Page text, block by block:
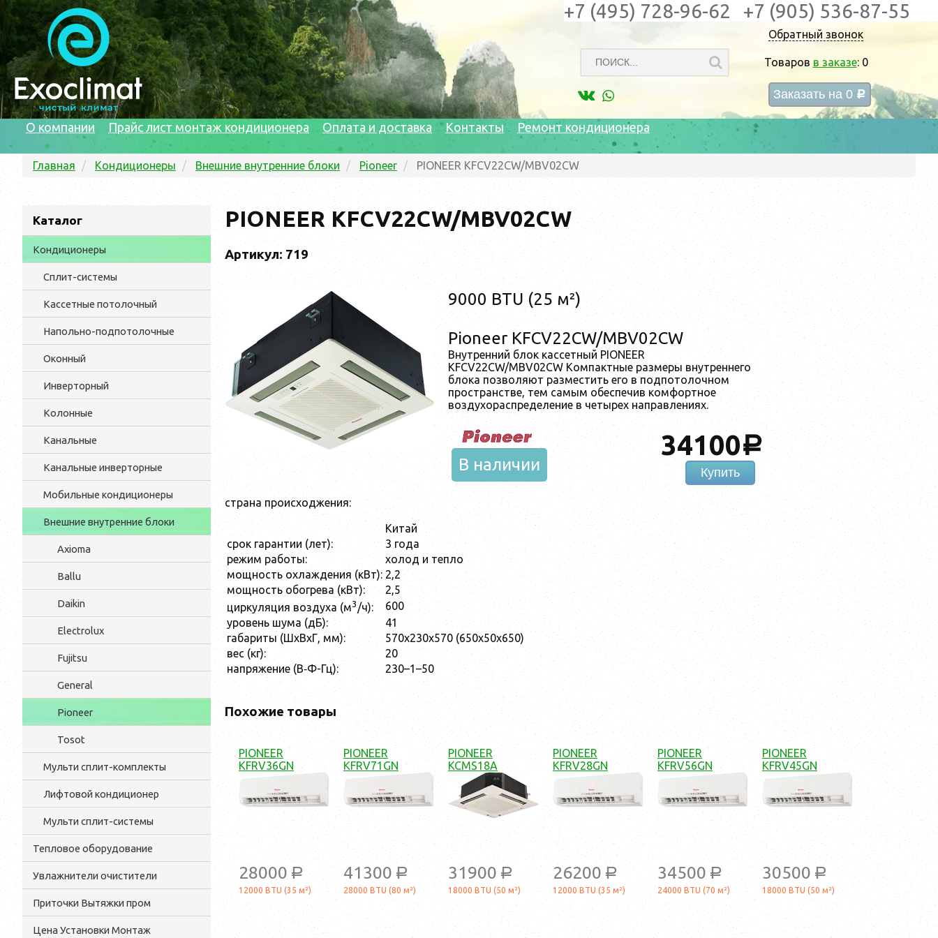
Обратный звонок
Товаров в заказе: 0
Заказать на 0 c
+7 (495) 728-96-62 +7 (905) 536-87-55
О компании Прайс лист монтаж кондиционера Оплата и доставка Контакты Ремонт кондиционера
Главная Кондиционеры Внешние внутренние блоки Pioneer PIONEER KFCV22CW/MBV02CW
Каталог
Кондиционеры
Сплит-системы
Кассетные потолочный
Напольно-подпотолочные
Оконный
Инверторный
Колонные
Канальные
Канальные инверторные
Мобильные кондиционеры
Внешние внутренние блоки
Axioma
Ballu
Daikin
Electrolux
Fujitsu
General
Pioneer
Tosot
Мульти cплит-комплекты
Лифтовой кондиционер
Мульти сплит-системы
Тепловое оборудование
Увлажнители очистители
Приточки Вытяжки пром
Цена Установки Монтаж
PIONEER KFCV22CW/MBV02CW
Артикул: 719
9000 BTU (25 м²)
Pioneer KFCV22CW/MBV02CW
Внутренний блок кассетный PIONEER
KFCV22CW/MBV02CW Компактные размеры внутреннего
блока позволяют разместить его в подпотолочном
пространстве, тем самым обеспечив комфортное
воздухораспределение в четырех направлениях.
34100a
Купить
В наличии
страна происходжения:
Китай
срок гарантии (лет):
3 года
режим работы:
холод и тепло
мощность охлаждения (кВт): 2,2
мощность обогрева (кВт):
2,5
циркуляция воздуха (м3 /ч):
600
уровень шума (дБ):
41
габариты (ШхВхГ, мм):
570х230х570 (650х50х650)
вес (кг):
20
напряжение (В‑Ф-Гц):
230–1–50
Похожие товары
PIONEER
KFRV36GN
28000 a
12000 BTU (35 м²)
PIONEER
KFRV71GN
41300 a
28000 BTU (80 м²)
PIONEER
KCMS18A
31900 a
18000 BTU (50 м²)
PIONEER
KFRV28GN
26200 a
12000 BTU (35 м²)
PIONEER
KFRV56GN
34500 a
24000 BTU (70 м²)
PIONEER
KFRV45GN
30500 a
18000 BTU (50 м²)